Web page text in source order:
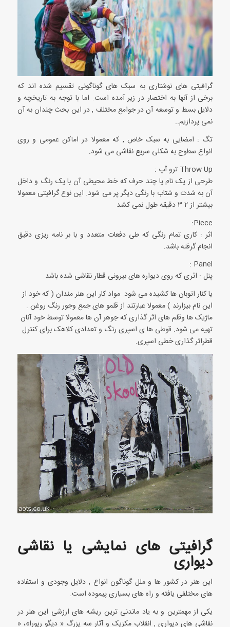
گرافیتی های نوشتاری به سبک های گوناگونی تقسیم شده اند که
برخی از آنها به اختصار در زیر آمده است. اما با توجه به تاریخچه و
دلایل بسط و توسعه آن در جوامع مختلف , در این بحث چندان به آن
نمی پردازیم..
تگ : امضایی به سبک خاص , که معمولا در اماکن عمومی و روی
انواع سطوح به شکلی سریع نقاشی می شود.
Throw Up ترو آپ :
طرحی از یک نام یا چند حرف که خط محیطی آن با یک رنگ و داخل
آن به شدت و شتاب با رنگی دیگر پر می شود. این نوع گرافیتی معمولا
بیشتر از ۲ ۳ دقیقه طول نمی کشد
Piece:
اثر : کاری تمام رنگی که طی دفعات متعدد و با بر نامه ریزی دقیق
انجام گرفته باشد.
Panel :
پنل : اثری که روی دیواره های بیرونی قطار نقاشی شده باشد.
یا کنار اتوبان ها کشیده می شود. مواد کار این هنر مندان ( که خود از
این نام بیزارند ) معمولا عبارتند از قلمو های جمع وجور رنگ روغن .
ماژیک ها وقلم های اثر گذاری که جوهر آن ها معمولا توسط خود آنان
تهیه می شود. قوطی ها ی اسپری رنگ و تعدادی کلاهک برای کنترل
قطراثر گذاری خطی اسپری.
گرافیتی های نمایشی یا نقاشی
دیواری
این هنر در کشور ها و ملل گوناگون انواع , دلایل وجودی و استفاده
های مختلفی یافته و راه های بسیاری پیموده است.
یکی از مهمترین و به یاد ماندنی ترین ریشه های ارزشی این هنر در
نقاشی های دیواری , انقلاب مکزیک و آثار سه یزرگ « دیگو ریورا»، «